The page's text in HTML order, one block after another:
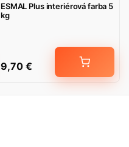
ESMAL Plus interiérová farba 5
kg
9,70 €